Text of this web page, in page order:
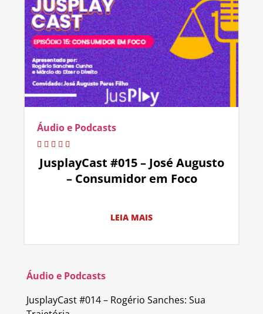
Áudio e Podcasts
JusplayCast #015 – José Augusto
– Consumidor em Foco
LEIA MAIS
Áudio e Podcasts
JusplayCast #014 – Rogério Sanches: Sua